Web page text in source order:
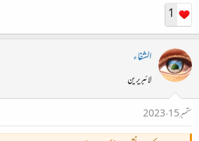
1
الشفاء
لائبریرین
ستمبر 15، 2023